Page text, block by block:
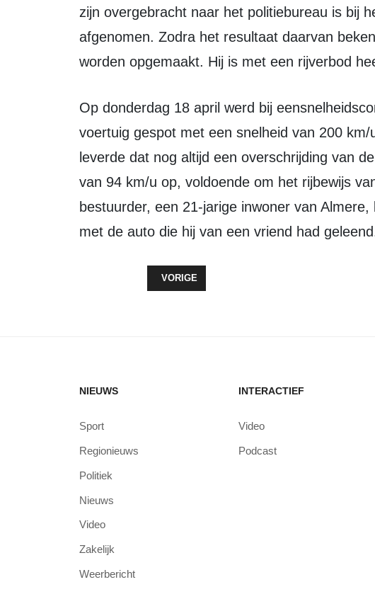
zijn overgebracht naar het politiebureau is bij
afgenomen. Zodra het resultaat daarvan
worden opgemaakt. Hij is met een rijverbod
Op donderdag 18 april werd bij eensnelheidscontrole op de Gooise weg een
voertuig gespot met een snelheid van 200
leverde dat nog altijd een overschrijding van
van 94 km/u op, voldoende om het rijbewijs
bestuurder, een 21-jarige inwoner van
met de auto die hij van een vriend had
VORIG ARTIKEL: (ON)GERIEF
VORIGE
NIEUWS
Sport
Regionieuws
Politiek
Nieuws
Video
Zakelijk
Weerbericht
INTERACTIEF
Video
Podcast